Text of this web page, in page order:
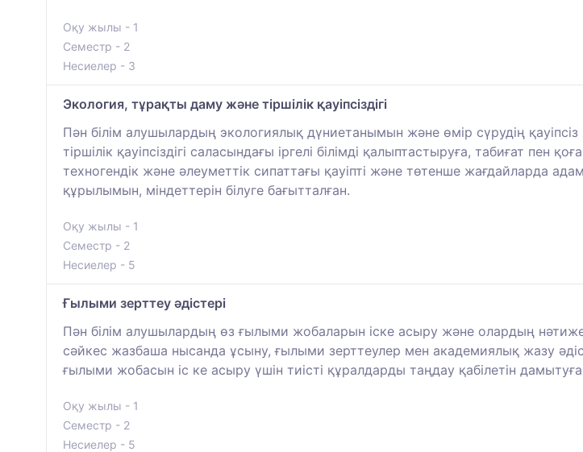
Оқу жылы - 1
Семестр - 2
Несиелер - 3
Экология, тұрақты даму және тіршілік қауіпсіздігі
Пән білім алушылардың экологиялық дүниетанымын және өмір сүрудің
тіршілік қауіпсіздігі саласындағы іргелі білімді қалыптастыруға, табиғат
техногендік және әлеуметтік сипаттағы қауіпті және төтенше жағдайларда
құрылымын, міндеттерін білуге бағытталған.
Оқу жылы - 1
Семестр - 2
Несиелер - 5
Ғылыми зерттеу әдістері
Пән білім алушылардың өз ғылыми жобаларын іске асыру және олардың
сәйкес жазбаша нысанда ұсыну, ғылыми зерттеулер мен академиялық жазу
ғылыми жобасын іс ке асыру үшін тиісті құралдарды таңдау қабілетін
Оқу жылы - 1
Семестр - 2
Несиелер - 5